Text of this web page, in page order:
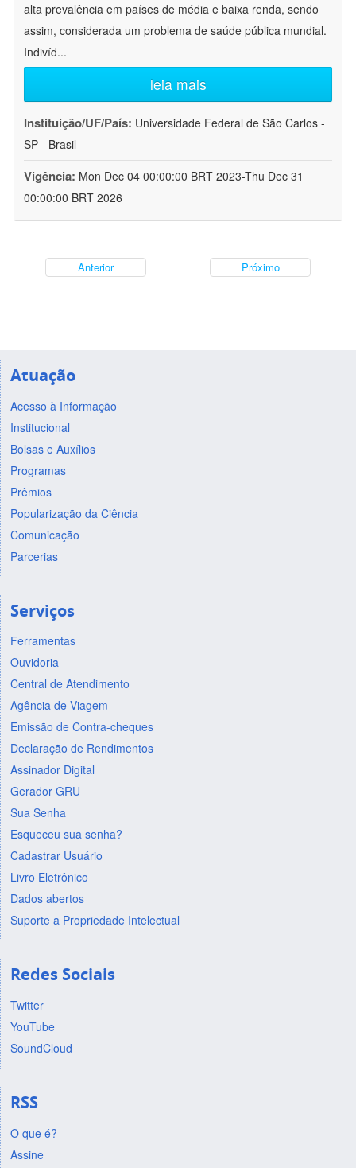
alta prevalência em países de média e baixa renda, sendo
assim, considerada um problema de saúde pública mundial.
Indivíd...
leia mais
Instituição/UF/País: Universidade Federal de São Carlos -
SP - Brasil
Vigência: Mon Dec 04 00:00:00 BRT 2023-Thu Dec 31
00:00:00 BRT 2026
Anterior Próximo
Atuação
Acesso à Informação
Institucional
Bolsas e Auxílios
Programas
Prêmios
Popularização da Ciência
Comunicação
Parcerias
Serviços
Ferramentas
Ouvidoria
Central de Atendimento
Agência de Viagem
Emissão de Contra-cheques
Declaração de Rendimentos
Assinador Digital
Gerador GRU
Sua Senha
Esqueceu sua senha?
Cadastrar Usuário
Livro Eletrônico
Dados abertos
Suporte a Propriedade Intelectual
Redes Sociais
Twitter
YouTube
SoundCloud
RSS
O que é?
Assine